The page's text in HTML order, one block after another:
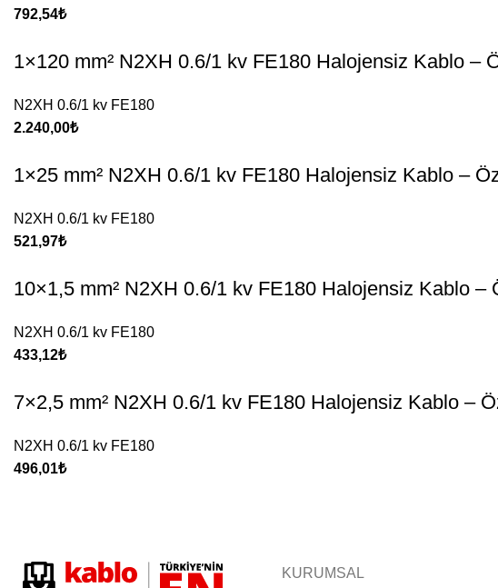
792,54₺
1×120 mm² N2XH 0.6/1 kv FE180 Halojensiz Kablo –
N2XH 0.6/1 kv FE180
2.240,00₺
1×25 mm² N2XH 0.6/1 kv FE180 Halojensiz Kablo –
N2XH 0.6/1 kv FE180
521,97₺
10×1,5 mm² N2XH 0.6/1 kv FE180 Halojensiz Kablo –
N2XH 0.6/1 kv FE180
433,12₺
7×2,5 mm² N2XH 0.6/1 kv FE180 Halojensiz Kablo –
N2XH 0.6/1 kv FE180
496,01₺
KURUMSAL